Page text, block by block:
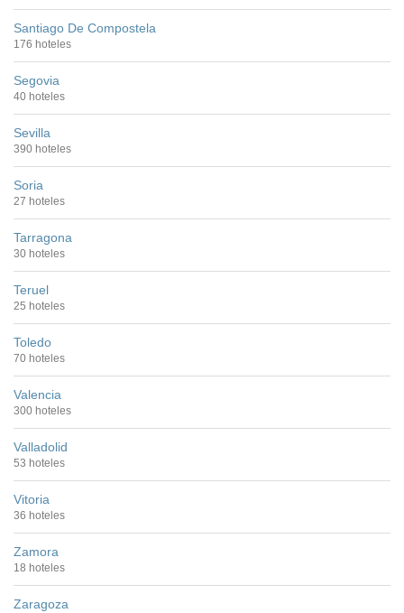
Santiago De Compostela
176 hoteles
Segovia
40 hoteles
Sevilla
390 hoteles
Soria
27 hoteles
Tarragona
30 hoteles
Teruel
25 hoteles
Toledo
70 hoteles
Valencia
300 hoteles
Valladolid
53 hoteles
Vitoria
36 hoteles
Zamora
18 hoteles
Zaragoza